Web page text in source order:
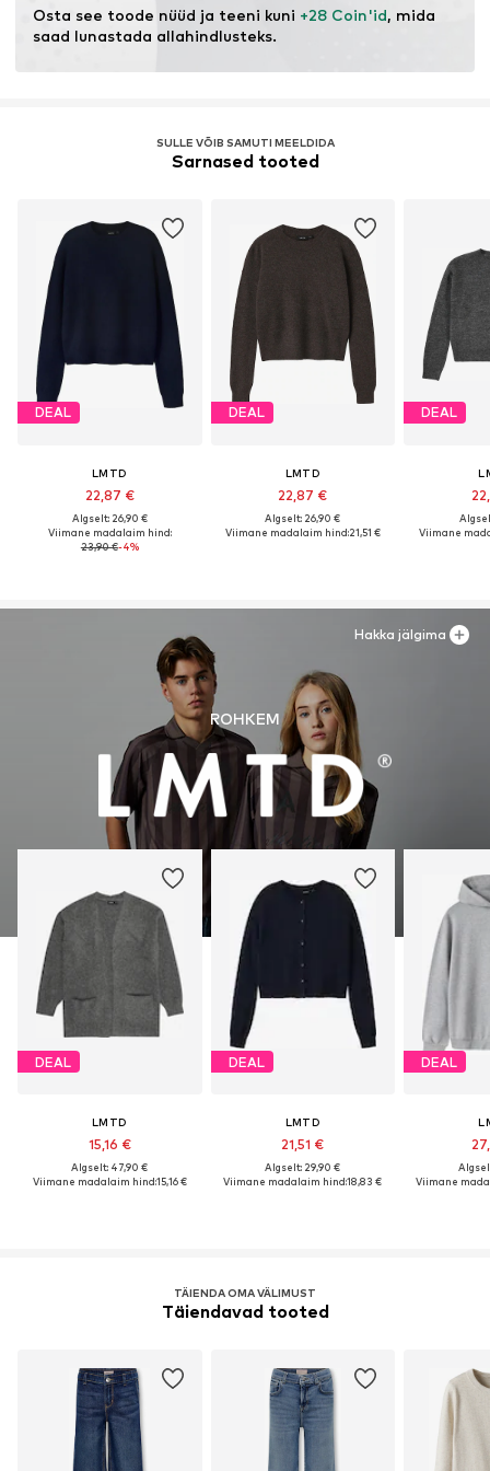
Mitte valgendada
30°C kergesti hooldatav pesu
Osta see toode nüüd ja teeni kuni +28 Coin'id, mida
saad lunastada allahindlusteks.
SULLE VÕIB SAMUTI MEELDIDA
Sarnased tooted
DEAL
LMTD
22,87 €
Algselt: 26,90 €
Viimane madalaim hind:
23,90 €-4%
DEAL
LMTD
22,87 €
Algselt: 26,90 €
Viimane madalaim hind:21,51 €
DEAL
Viimane
ROHKEM
DEAL
LMTD
15,16 €
Algselt: 47,90 €
Viimane madalaim hind:15,16 €
DEAL
LMTD
21,51 €
Algselt: 29,90 €
Viimane madalaim hind:18,83 €
DEAL
Viimane
Hakka jälgima
TÄIENDA OMA VÄLIMUST
Täiendavad tooted